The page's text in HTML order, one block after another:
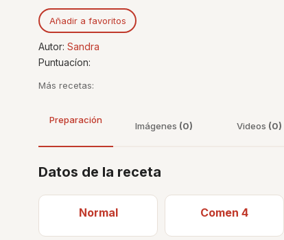
Añadir a favoritos
Autor: Sandra
Puntuacíon:
Más recetas:
Preparación
Imágenes (0) Videos (0)
Datos de la receta
Normal Comen 4